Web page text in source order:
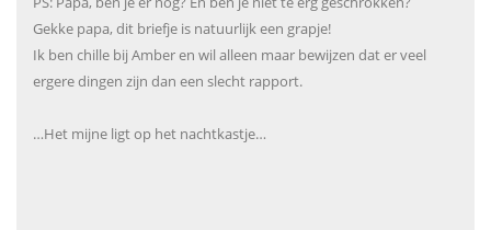
Gekke papa, dit briefje is natuurlijk een grapje!
Ik ben chille bij Amber en wil alleen maar bewijzen dat er veel
ergere dingen zijn dan een slecht rapport.
…Het mijne ligt op het nachtkastje…